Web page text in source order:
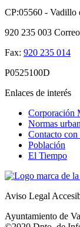
CP:05560 - Vadillo
920 235 003 Correo
Fax: 920 235 014
P0525100D
Enlaces de interés
Corporación
Normas
Contacto
Población
El Tiempo
Aviso Legal
Ayuntamiento de